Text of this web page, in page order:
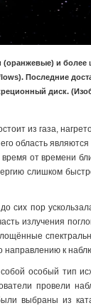
(оранжевые) и более
Последние
диск.
из газа,
область
от времени
слишком
сих пор
излучения
направлению к
особый тип
провели
выбраны из